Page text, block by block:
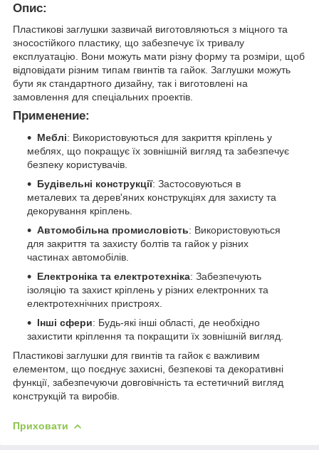
Опис:
Пластикові заглушки зазвичай виготовляються з міцного та
зносостійкого пластику, що забезпечує їх тривалу
експлуатацію. Вони можуть мати різну форму та розміри, щоб
відповідати різним типам гвинтів та гайок. Заглушки можуть
бути як стандартного дизайну, так і виготовлені на
замовлення для спеціальних проектів.
Применение:
Меблі: Використовуються для закриття кріплень у
меблях, що покращує їх зовнішній вигляд та забезпечує
безпеку користувачів.
Будівельні конструкції: Застосовуються в
металевих та дерев'яних конструкціях для захисту та
декорування кріплень.
Автомобільна промисловість: Використовуються
для закриття та захисту болтів та гайок у різних
частинах автомобілів.
Електроніка та електротехніка: Забезпечують
ізоляцію та захист кріплень у різних електронних та
електротехнічних пристроях.
Інші сфери: Будь-які інші області, де необхідно
захистити кріплення та покращити їх зовнішній вигляд.
Пластикові заглушки для гвинтів та гайок є важливим
елементом, що поєднує захисні, безпекові та декоративні
функції, забезпечуючи довговічність та естетичний вигляд
конструкцій та виробів.
Приховати